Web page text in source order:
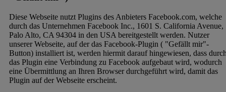
Diese Webseite nutzt Plugins des Anbieters Facebook.com, welche
durch das Unternehmen Facebook Inc., 1601 S. California Avenue,
Palo Alto, CA 94304 in den USA bereitgestellt werden. Nutzer
unserer Webseite, auf der das Facebook-Plugin ( "Gefällt mir"-
Button) installiert ist, werden hiermit darauf hingewiesen, dass
das Plugin eine Verbindung zu Facebook aufgebaut wird, wodurch
eine Übermittlung an Ihren Browser durchgeführt wird, damit das
Plugin auf der Webseite erscheint.